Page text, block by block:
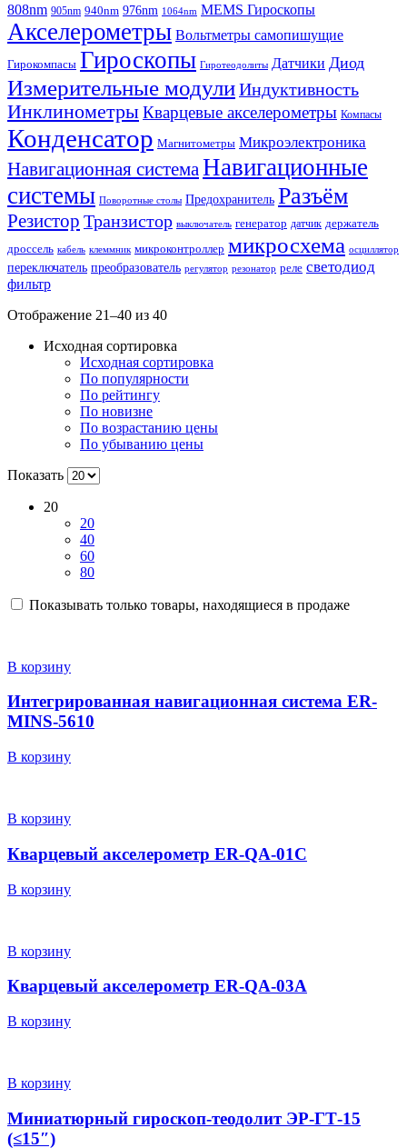
808nm 905nm 940nm 976nm 1064nm MEMS Гироскопы
Акселерометры Вольтметры самопишущие
Гирокомпасы Гироскопы Гиротеодолиты Датчики Диод
Измерительные модулиИндуктивность
ИнклинометрыКварцевые акселерометры Компасы
Конденсатор Магнитометры Микроэлектроника
Навигационная система Навигационные
системы Поворотные столы Предохранитель Разъём
Резистор Транзистор выключатель генератор датчик держатель
дроссель кабель клеммник микроконтроллер микросхема осциллятор
переключатель преобразователь регулятор резонатор реле светодиод
фильтр
Отображение 21–40 из 40
Исходная сортировка
Исходная сортировка
По популярности
По рейтингу
По новизне
По возрастанию цены
По убыванию цены
Показать
20
20
40
60
80
Показывать только товары, находящиеся в продаже
В корзину
Интегрированная навигационная система ER-
MINS-5610
В корзину
В корзину
Кварцевый акселерометр ER-QA-01C
В корзину
В корзину
Кварцевый акселерометр ER-QA-03A
В корзину
В корзину
Миниатюрный гироскоп-теодолит ЭР-ГТ-15
(≤15″)